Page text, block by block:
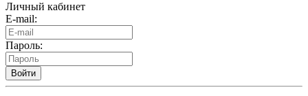
Личный кабинет
E-mail:
Пароль:
Войти